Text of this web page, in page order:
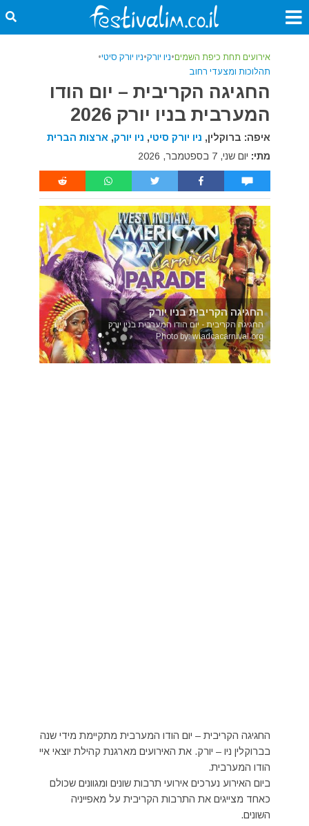
אירועים תחת כיפת השמים•ניו יורק•ניו יורק סיטי•
תהלוכות ומצעדי רחוב
החגיגה הקריבית – יום הודו
המערבית בניו יורק 2026
איפה: ברוקלין, ניו יורק סיטי, ניו יורק, ארצות הברית
מתי: יום שני, 7 בספטמבר, 2026
החגיגה הקריבית בניו יורק
החגיגה הקריבית - יום הודו המערבית בניו יורק
Photo by: wiadcacarnival.org
החגיגה הקריבית – יום הודו המערבית מתקיימת מידי שנה
בברוקלין ניו – יורק. את האירועים מארגנת קהילת יוצאי איי
הודו המערבית.
ביום האירוע נערכים אירועי תרבות שונים ומגוונים שכולם
כאחד מצייגים את התרבות הקריבית על מאפייניה
השונים.